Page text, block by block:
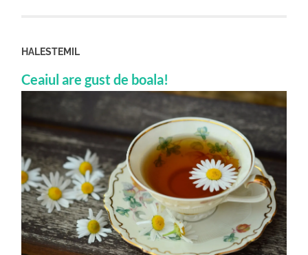
HALESTEMIL
Ceaiul are gust de boala!